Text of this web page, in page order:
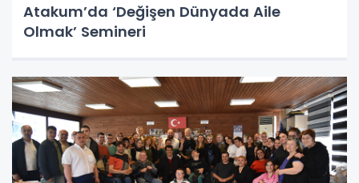
Atakum’da ‘Değişen Dünyada Aile
Olmak’ Semineri